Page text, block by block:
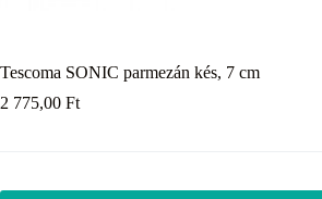
Tescoma SONIC parmezán kés, 7 cm
2 775,00 Ft